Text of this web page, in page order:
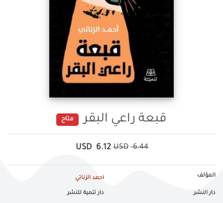
قبعة راعي البقر متاح
6.44
USD
6.12
USD
المؤلف احمد الزناتي
دار النشر دار تنمية للنشر